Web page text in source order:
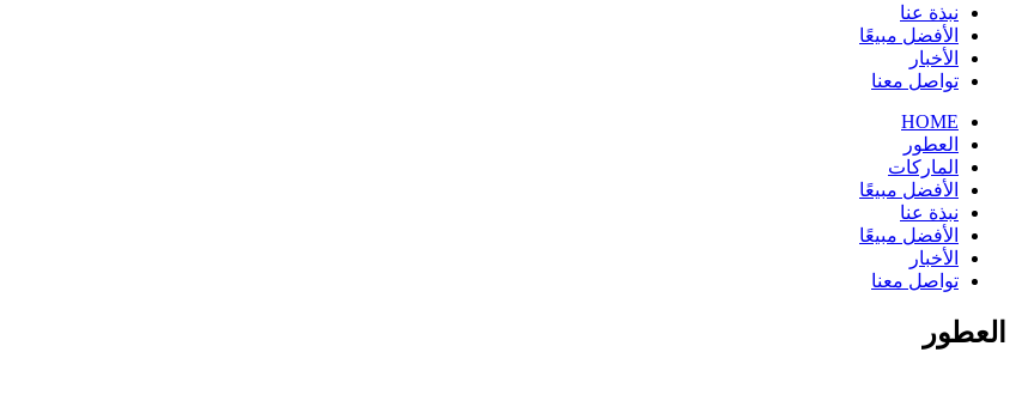
نبذة عنا
الأفضل مبيعًا
الأخبار
تواصل معنا
HOME
العطور
الماركات
الأفضل مبيعًا
نبذة عنا
الأفضل مبيعًا
الأخبار
تواصل معنا
العطور